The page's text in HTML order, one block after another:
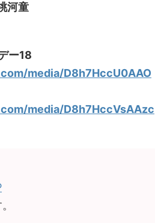
河童
ー18
media/D8h7HccU0AAO
media/D8h7HccVsAAzc